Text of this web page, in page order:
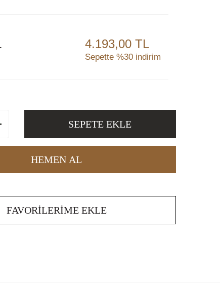
4.193,00 TL
Sepette %30 indirim
SEPETE EKLE
HEMEN AL
FAVORILERIME EKLE